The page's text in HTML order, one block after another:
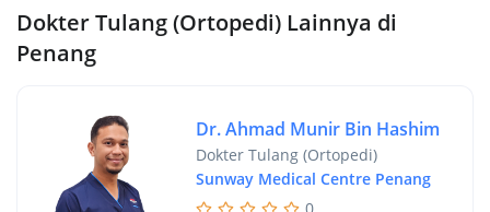
Dokter Tulang (Ortopedi) Lainnya di
Penang
Dr. Ahmad Munir Bin Hashim
Dokter Tulang (Ortopedi)
Sunway Medical Centre Penang